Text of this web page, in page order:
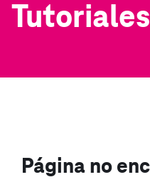
Tutoriales